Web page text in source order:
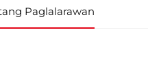
Paglalarawan